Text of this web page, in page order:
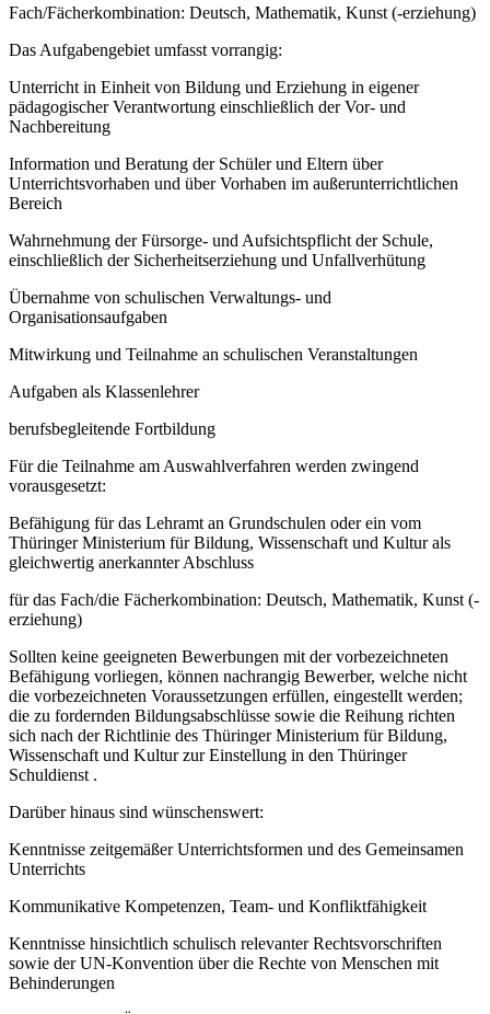
Fach/Fächerkombination: Deutsch, Mathematik, Kunst (-erziehung)
Das Aufgabengebiet umfasst vorrangig:
Unterricht in Einheit von Bildung und Erziehung in eigener
pädagogischer Verantwortung einschließlich der Vor- und
Nachbereitung
Information und Beratung der Schüler und Eltern über
Unterrichtsvorhaben und über Vorhaben im außerunterrichtlichen
Bereich
Wahrnehmung der Fürsorge- und Aufsichtspflicht der Schule,
einschließlich der Sicherheitserziehung und Unfallverhütung
Übernahme von schulischen Verwaltungs- und
Organisationsaufgaben
Mitwirkung und Teilnahme an schulischen Veranstaltungen
Aufgaben als Klassenlehrer
berufsbegleitende Fortbildung
Für die Teilnahme am Auswahlverfahren werden zwingend
vorausgesetzt:
Befähigung für das Lehramt an Grundschulen oder ein vom
Thüringer Ministerium für Bildung, Wissenschaft und Kultur als
gleichwertig anerkannter Abschluss
für das Fach/die Fächerkombination: Deutsch, Mathematik, Kunst (-
erziehung)
Sollten keine geeigneten Bewerbungen mit der vorbezeichneten
Befähigung vorliegen, können nachrangig Bewerber, welche nicht
die vorbezeichneten Voraussetzungen erfüllen, eingestellt werden;
die zu fordernden Bildungsabschlüsse sowie die Reihung richten
sich nach der Richtlinie des Thüringer Ministerium für Bildung,
Wissenschaft und Kultur zur Einstellung in den Thüringer
Schuldienst .
Darüber hinaus sind wünschenswert:
Kenntnisse zeitgemäßer Unterrichtsformen und des Gemeinsamen
Unterrichts
Kommunikative Kompetenzen, Team- und Konfliktfähigkeit
Kenntnisse hinsichtlich schulisch relevanter Rechtsvorschriften
sowie der UN-Konvention über die Rechte von Menschen mit
Behinderungen